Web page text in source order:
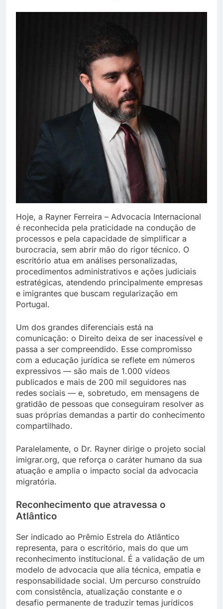
Hoje, a Rayner Ferreira – Advocacia Internacional
é reconhecida pela praticidade na condução de
processos e pela capacidade de simplificar a
burocracia, sem abrir mão do rigor técnico. O
escritório atua em análises personalizadas,
procedimentos administrativos e ações judiciais
estratégicas, atendendo principalmente empresas
e imigrantes que buscam regularização em
Portugal.
Um dos grandes diferenciais está na
comunicação: o Direito deixa de ser inacessível e
passa a ser compreendido. Esse compromisso
com a educação jurídica se reflete em números
expressivos — são mais de 1.000 vídeos
publicados e mais de 200 mil seguidores nas
redes sociais — e, sobretudo, em mensagens de
gratidão de pessoas que conseguiram resolver as
suas próprias demandas a partir do conhecimento
compartilhado.
Paralelamente, o Dr. Rayner dirige o projeto social
imigrar.org, que reforça o caráter humano da sua
atuação e amplia o impacto social da advocacia
migratória.
Reconhecimento que atravessa o
Atlântico
Ser indicado ao Prêmio Estrela do Atlântico
representa, para o escritório, mais do que um
reconhecimento institucional. É a validação de um
modelo de advocacia que alia técnica, empatia e
responsabilidade social. Um percurso construído
com consistência, atualização constante e o
desafio permanente de traduzir temas jurídicos